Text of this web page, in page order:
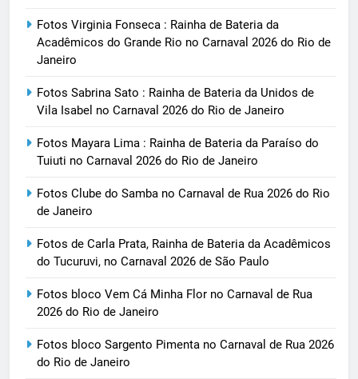
Fotos Virginia Fonseca : Rainha de Bateria da
Acadêmicos do Grande Rio no Carnaval 2026 do Rio de
Janeiro
Fotos Sabrina Sato : Rainha de Bateria da Unidos de
Vila Isabel no Carnaval 2026 do Rio de Janeiro
Fotos Mayara Lima : Rainha de Bateria da Paraíso do
Tuiuti no Carnaval 2026 do Rio de Janeiro
Fotos Clube do Samba no Carnaval de Rua 2026 do Rio
de Janeiro
Fotos de Carla Prata, Rainha de Bateria da Acadêmicos
do Tucuruvi, no Carnaval 2026 de São Paulo
Fotos bloco Vem Cá Minha Flor no Carnaval de Rua
2026 do Rio de Janeiro
Fotos bloco Sargento Pimenta no Carnaval de Rua 2026
do Rio de Janeiro